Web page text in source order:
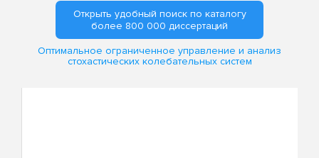
Открыть удобный поиск по каталогу
более 800 000 диссертаций
Оптимальное ограниченное управление и анализ
стохастических колебательных систем